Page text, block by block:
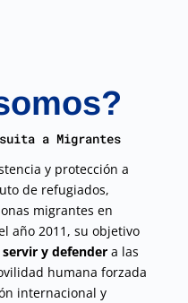
a Migrantes
y protección a
de refugiados,
migrantes en
año 2011, su objetivo
y defendera las
humana forzada
internacional y